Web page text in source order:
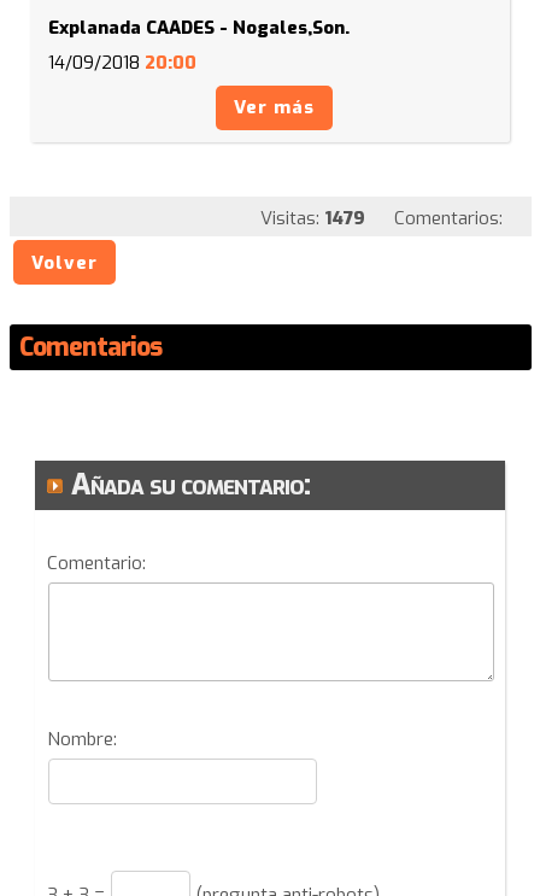
Explanada CAADES - Nogales,Son.
14/09/2018 20:00
Ver más
Visitas: 1479
Comentarios:
Volver
Comentarios
Añada su comentario:
Comentario:
Nombre: